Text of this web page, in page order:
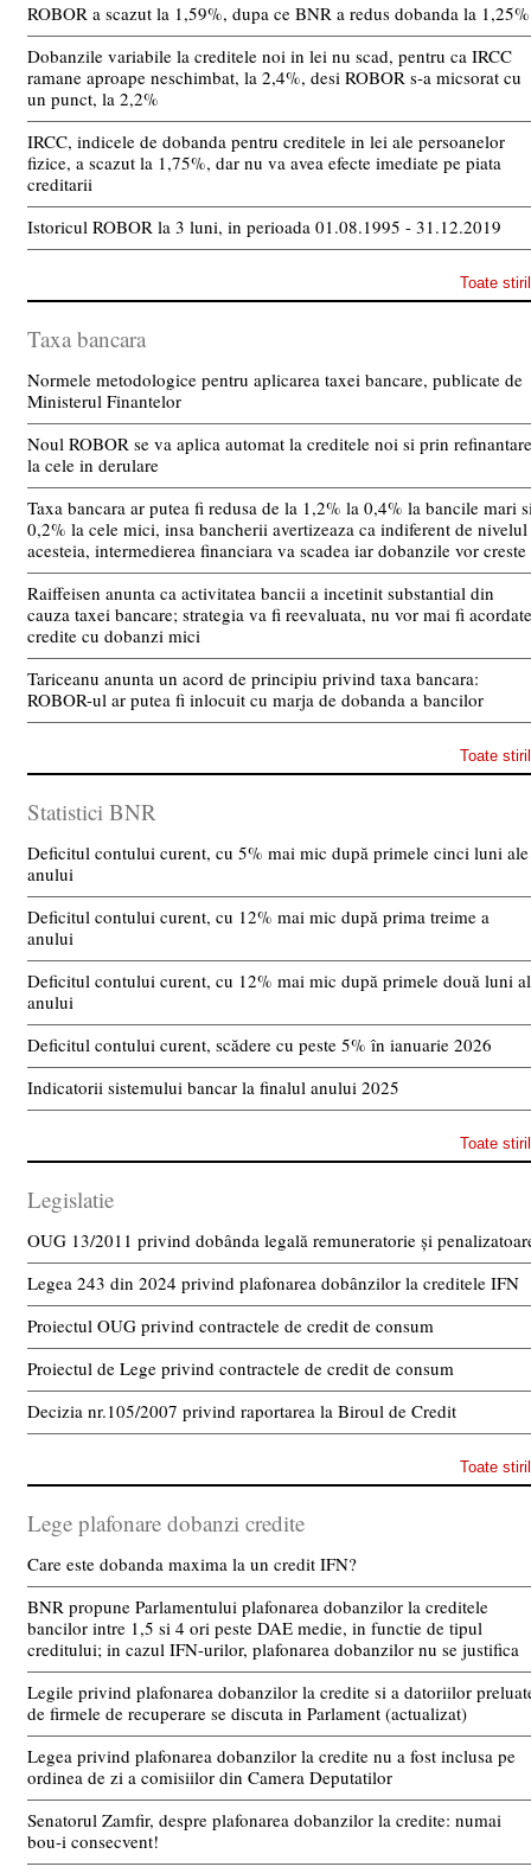
ROBOR a scazut la 1,59%, dupa ce BNR a redus dobanda la 1,25%
Dobanzile variabile la creditele noi in lei nu scad, pentru ca IRCC
ramane aproape neschimbat, la 2,4%, desi ROBOR s-a micsorat cu
un punct, la 2,2%
IRCC, indicele de dobanda pentru creditele in lei ale persoanelor
fizice, a scazut la 1,75%, dar nu va avea efecte imediate pe piata
creditarii
Istoricul ROBOR la 3 luni, in perioada 01.08.1995 - 31.12.2019
Toate
Taxa bancara
Normele metodologice pentru aplicarea taxei bancare, publicate de
Ministerul Finantelor
Noul ROBOR se va aplica automat la creditele noi si prin refinantare
la cele in derulare
Taxa bancara ar putea fi redusa de la 1,2% la 0,4% la bancile mari
0,2% la cele mici, insa bancherii avertizeaza ca indiferent de nivelul
acesteia, intermedierea financiara va scadea iar dobanzile vor creste
Raiffeisen anunta ca activitatea bancii a incetinit substantial din
cauza taxei bancare; strategia va fi reevaluata, nu vor mai fi acordate
credite cu dobanzi mici
Tariceanu anunta un acord de principiu privind taxa bancara:
ROBOR-ul ar putea fi inlocuit cu marja de dobanda a bancilor
Toate
Statistici BNR
Deficitul contului curent, cu 5% mai mic după primele cinci luni ale
anului
Deficitul contului curent, cu 12% mai mic după prima treime a
anului
Deficitul contului curent, cu 12% mai mic după primele două luni
anului
Deficitul contului curent, scădere cu peste 5% în ianuarie 2026
Indicatorii sistemului bancar la finalul anului 2025
Toate
Legislatie
OUG 13/2011 privind dobânda legală remuneratorie și
Legea 243 din 2024 privind plafonarea dobânzilor la creditele IFN
Proiectul OUG privind contractele de credit de consum
Proiectul de Lege privind contractele de credit de consum
Decizia nr.105/2007 privind raportarea la Biroul de Credit
Toate
Lege plafonare dobanzi credite
Care este dobanda maxima la un credit IFN?
BNR propune Parlamentului plafonarea dobanzilor la creditele
bancilor intre 1,5 si 4 ori peste DAE medie, in functie de tipul
creditului; in cazul IFN-urilor, plafonarea dobanzilor nu se justifica
Legile privind plafonarea dobanzilor la credite si a datoriilor
de firmele de recuperare se discuta in Parlament (actualizat)
Legea privind plafonarea dobanzilor la credite nu a fost inclusa pe
ordinea de zi a comisiilor din Camera Deputatilor
Senatorul Zamfir, despre plafonarea dobanzilor la credite: numai
bou-i consecvent!